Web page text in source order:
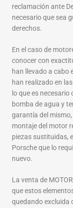
reclamación ante
necesario que sea
derechos.
En el caso de
conocer con
han llevado a cabo
han realizado en
lo que es
bomba de agua y
garantía del
montaje del motor
piezas sustituidas,
Porsche que lo
nuevo.
La venta de
que estos
quedando excluida